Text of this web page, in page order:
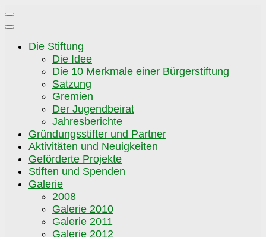
Zum
Inhalt
Die Stiftung
Die Idee
Die 10 Merkmale einer Bürgerstiftung
Satzung
Gremien
Der Jugendbeirat
Jahresberichte
Gründungsstifter und Partner
Aktivitäten und Neuigkeiten
Geförderte Projekte
Stiften und Spenden
Galerie
2008
Galerie 2010
Galerie 2011
Galerie 2012